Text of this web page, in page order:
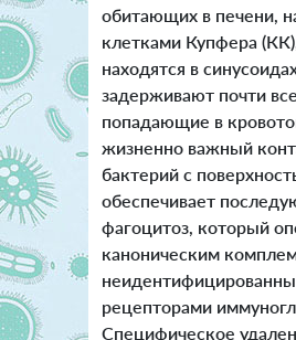
обитающих в печени,
клетками Купфера
находятся в
задерживают почти
попадающие в
жизненно важный
бактерий с
обеспечивает
фагоцитоз, который
каноническим
рецепторами
Специфическое